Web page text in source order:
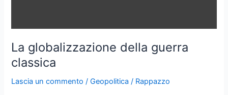
La globalizzazione della guerra
classica
Lascia un commento /Geopolitica / Rappazzo